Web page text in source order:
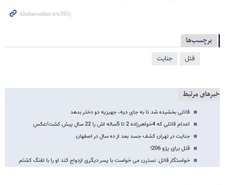
برچسب‌ها
قتل جنایت
خبرهای مرتبط
قاتلی بخشیده شد تا به جای دیه، جهیزیه دو دختر بدهد
اعدام قاتلی که 4‌خواهرزاده 2 تا 5‌ساله اش را 22 سال پیش کشت/عکس
جنایت در تهران کشف جسد بعد از ده سال در اصفهان
قتل برای پژو 206!
خواستگار قاتل: نسترن می خواست با پسر دیگری ازدواج کند او را با تفنگ کشتم